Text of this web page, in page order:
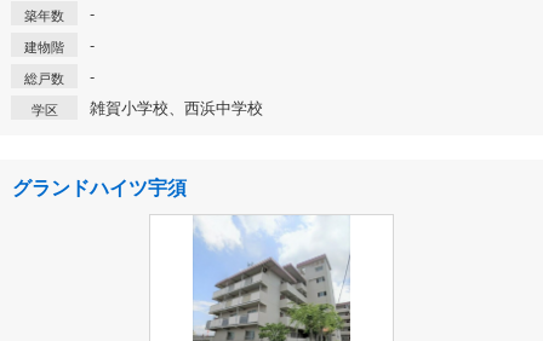
築年数 -
建物階 -
総戸数 -
学区 雑賀小学校、西浜中学校
グランドハイツ宇須